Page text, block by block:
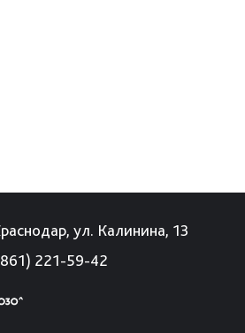
ул. Калинина, 13
221-59-42